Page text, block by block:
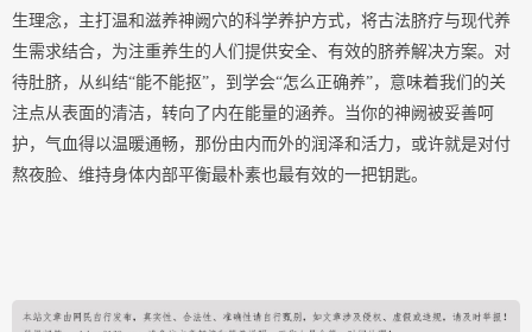
生理念，主打温和滋养神阙穴的科学养护方式，将古法脐疗与现代养
生需求结合，为注重养生的人们提供安全、有效的脐养解决方案。 对
待肚脐，从纠结“能不能抠”，到学会“怎么正确养”，意味着我们的关
注点从表面的清洁，转向了内在能量的涵养。当你的神阙被妥善呵
护，气血得以温暖通畅，那份由内而外的润泽和活力，或许就是对付
熬夜脸、维持身体内部平衡最朴素也最有效的一把钥匙。